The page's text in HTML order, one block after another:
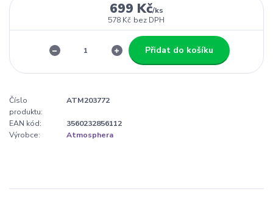
699 Kč/ks
578 Kč bez DPH
Přidat do košíku
Číslo
produktu:
ATM203772
EAN kód:
3560232856112
Výrobce:
Atmosphera